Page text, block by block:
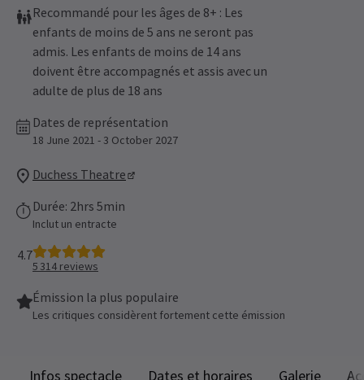
Recommandé pour les âges de 8+ : Les
enfants de moins de 5 ans ne seront pas
admis. Les enfants de moins de 14 ans
doivent être accompagnés et assis avec un
adulte de plus de 18 ans
Dates de représentation
18 June 2021 - 3 October 2027
Duchess Theatre
Durée: 2hrs 5min
Inclut un entracte
4.7
5 314 reviews
Émission la plus populaire
Les critiques considèrent fortement cette émission
Infos spectacle Dates et horaires Galerie